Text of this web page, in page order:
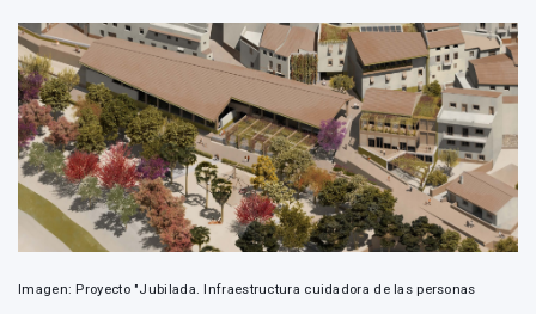
Imagen: Proyecto "Jubilada. Infraestructura cuidadora de las personas